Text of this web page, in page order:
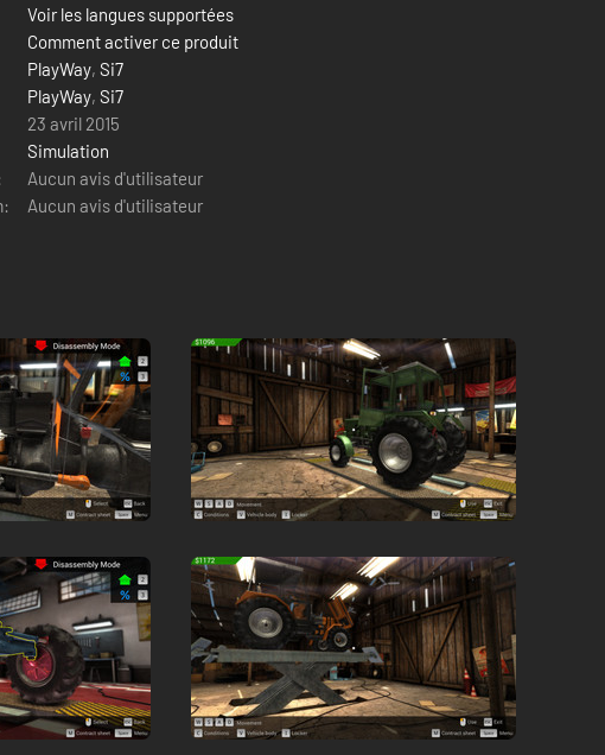
Voir les langues supportées
Comment activer ce produit
PlayWay, Si7
PlayWay, Si7
23 avril 2015
Simulation
Aucun avis d'utilisateur
Aucun avis d'utilisateur